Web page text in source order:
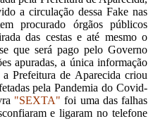
a circulação dessa Fake nas
procurado órgãos públicos
das cestas e até mesmo o
que será pago pelo Governo
apuradas, a única informação
Prefeitura de Aparecida criou
pela Pandemia do Covid-
"SEXTA" foi uma das falhas
e ligaram no telefone